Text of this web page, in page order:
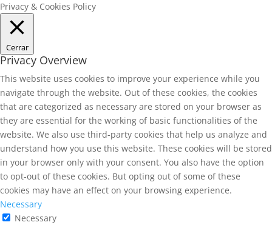
Privacy & Cookies Policy
Cerrar
Privacy Overview
This website uses cookies to improve your experience while you
navigate through the website. Out of these cookies, the cookies
that are categorized as necessary are stored on your browser as
they are essential for the working of basic functionalities of the
website. We also use third-party cookies that help us analyze and
understand how you use this website. These cookies will be stored
in your browser only with your consent. You also have the option
to opt-out of these cookies. But opting out of some of these
cookies may have an effect on your browsing experience.
Necessary
Necessary